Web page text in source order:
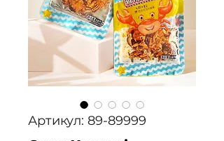
Артикул: 89-89999